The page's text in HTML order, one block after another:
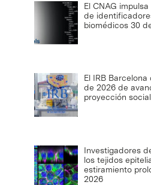
El CNAG
de
biomédicos 30
El IRB
de 2026 de
proyección social
Investigadores
los tejidos
estiramiento
2026